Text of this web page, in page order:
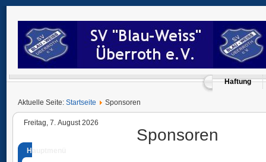
Haftung
Aktuelle Seite: Startseite Sponsoren
Freitag, 7. August 2026
Hauptmenü
Sponsoren